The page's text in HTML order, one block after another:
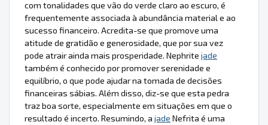
com tonalidades que vão do verde claro ao escuro, é
frequentemente associada à abundância material e ao
sucesso financeiro. Acredita-se que promove uma
atitude de gratidão e generosidade, que por sua vez
pode atrair ainda mais prosperidade. Nephrite jade
também é conhecido por promover serenidade e
equilíbrio, o que pode ajudar na tomada de decisões
financeiras sábias. Além disso, diz-se que esta pedra
traz boa sorte, especialmente em situações em que o
resultado é incerto. Resumindo, a jade Nefrita é uma